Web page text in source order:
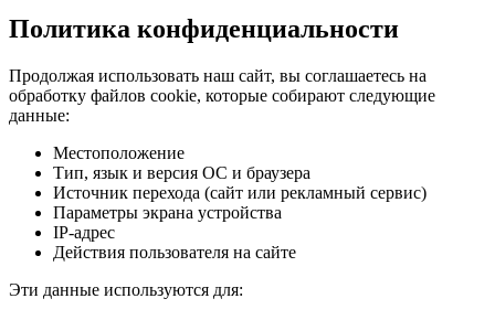
Политика конфиденциальности
Продолжая использовать наш сайт, вы соглашаетесь на
обработку файлов cookie, которые собирают следующие
данные:
Местоположение
Тип, язык и версия ОС и браузера
Источник перехода (сайт или рекламный сервис)
Параметры экрана устройства
IP-адрес
Действия пользователя на сайте
Эти данные используются для: